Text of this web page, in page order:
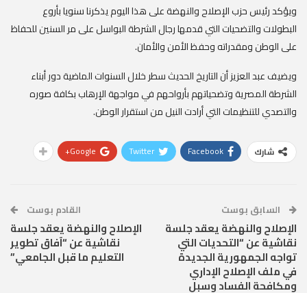
ويؤكد رئيس حزب الإصلاح والنهضة على هذا اليوم يذكرنا سنويا بأروع
البطولات والتضحيات التي قدمها رجال الشرطة البواسل على مر السنين للحفاظ
على الوطن ومقدراته وحفظ الأمن والأمان.
ويضيف عبد العزيز أن التاريخ الحديث سطر خلال السنوات الماضية دور أبناء
الشرطة المصرية وتضحياتهم بأرواحهم في مواجهة الإرهاب بكافة صوره
والتصدي للتنظيمات التي أرادت النيل من استقرار الوطن.
شارك Facebook
Twitter
Google+
السابق بوست
الإصلاح والنهضة يعقد جلسة
نقاشية عن “التحديات التي
تواجه الجمهورية الجديدة
في ملف الإصلاح الإداري
ومكافحة الفساد وسبل
القادم بوست
الإصلاح والنهضة يعقد جلسة
نقاشية عن “آفاق تطوير
التعليم ما قبل الجامعي”